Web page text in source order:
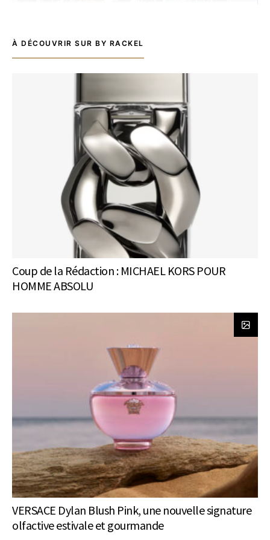
À DÉCOUVRIR SUR BY RACKEL
Coup de la Rédaction : MICHAEL KORS POUR
HOMME ABSOLU
VERSACE Dylan Blush Pink, une nouvelle signature
olfactive estivale et gourmande